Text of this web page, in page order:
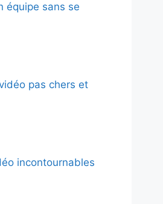
équipe sans se
pas chers et
incontournables